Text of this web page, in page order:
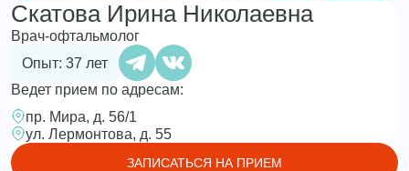
Скатова Ирина Николаевна
Врач-офтальмолог
Опыт: 37 лет
Ведет прием по адресам:
пр. Мира, д. 56/1
ул. Лермонтова, д. 55
ЗАПИСАТЬСЯ НА ПРИЕМ